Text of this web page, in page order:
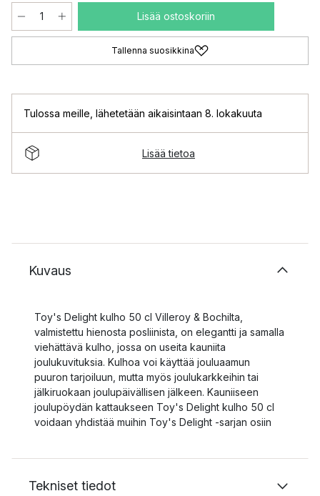
Lisää ostoskoriin
Tallenna suosikkina
Tulossa meille lähetetään aikaisintaan 8. lokakuuta
Lisää tietoa
Kuvaus
Toy's Delight kulho 50 cl Villeroy & Bochilta,
valmistettu hienosta posliinista, on elegantti ja samalla
viehättävä kulho, jossa on useita kauniita
joulukuvituksia. Kulhoa voi käyttää jouluaamun
puuron tarjoiluun, mutta myös joulukarkkeihin tai
jälkiruokaan joulupäivällisen jälkeen. Kauniiseen
joulupöydän kattaukseen Toy's Delight kulho 50 cl
voidaan yhdistää muihin Toy's Delight -sarjan osiin
Tekniset tiedot